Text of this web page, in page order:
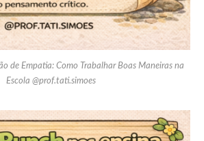
de Empatia: Como Trabalhar Boas Maneiras na
Escola @prof.tati.simoes